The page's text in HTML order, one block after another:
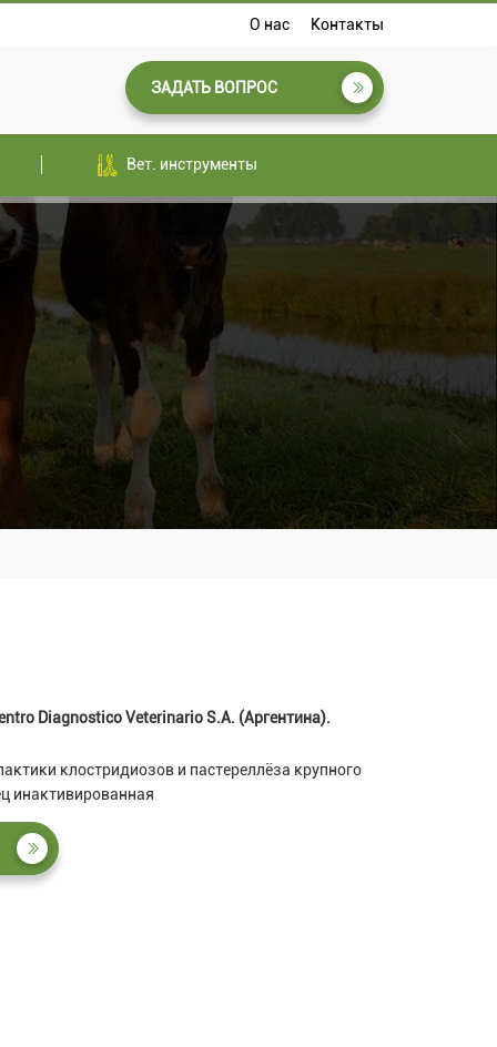
О нас Контакты
ЗАДАТЬ ВОПРОС
Вет. инструменты
Diagnostico Veterinario S.A. (Аргентина).
клостридиозов и пастереллёза крупного
инактивированная